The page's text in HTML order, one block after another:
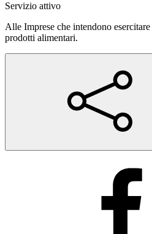
Servizio attivo
Alle Imprese che intendono
prodotti alimentari.